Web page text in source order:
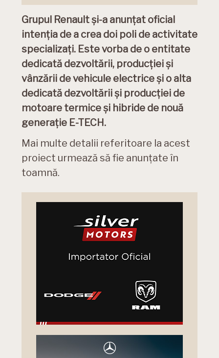
Grupul Renault și-a anunțat oficial
intenția de a crea doi poli de activitate
specializați. Este vorba de o entitate
dedicată dezvoltării, producției şi
vânzării de vehicule electrice și o alta
dedicată dezvoltării şi producției de
motoare termice şi hibride de nouă
generație E-TECH.
Mai multe detalii referitoare la acest
proiect urmează să fie anunțate în
toamnă.